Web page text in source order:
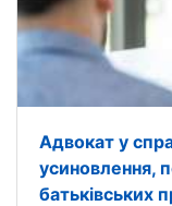
Адвокат у
усиновлення,
батьківських